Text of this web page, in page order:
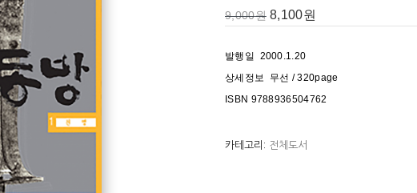
9,000원 8,100원
발행일 2000.1.20
상세정보 무선 / 320page
ISBN 9788936504762
카테고리: 전체도서